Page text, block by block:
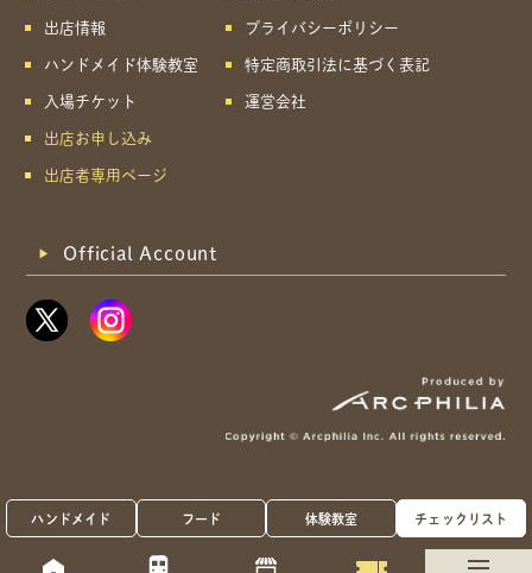
ハンドメイド フード 体験教室 チェックリスト
出店情報
ハンドメイド体験教室
入場チケット
出店お申し込み
出店者専用ページ
プライバシーポリシー
特定商取引法に基づく表記
運営会社
Official Account